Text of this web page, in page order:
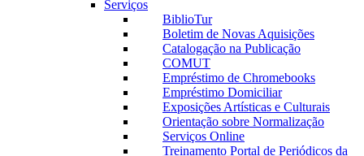
Serviços
BiblioTur
Boletim de Novas Aquisições
Catalogação na Publicação
COMUT
Empréstimo de Chromebooks
Empréstimo Domiciliar
Exposições Artísticas e Culturais
Orientação sobre Normalização
Serviços Online
Treinamento Portal de Periódicos da